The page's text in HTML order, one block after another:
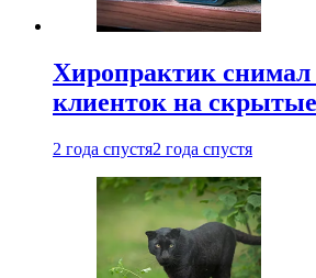
Хиропрактик
клиенток на
2 года спустя2 года спустя